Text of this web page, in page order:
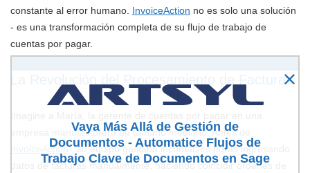
constante al error humano. InvoiceAction no es solo una solución
- es una transformación completa de su flujo de trabajo de
cuentas por pagar.
La Revolución del Procesamiento de Facturas
empresa manufacturera de tamaño mediano. Antes de
InvoiceAction, su equipo gastaba incontables horas ingresando
datos de facturas manualmente, haciendo coincidir órdenes de
Vaya Más Allá de Gestión de
Documentos - Automatice Flujos de
Trabajo Clave de Documentos en Sage